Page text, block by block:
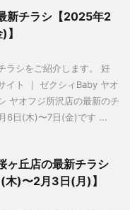
新チラシ【2025年2
ラシをご紹介します。 妊
イト ｜ ゼクシィBaby ヤオ
ヤオフジ所沢店の最新のチ
6日(木)〜7日(金)です ...
ヶ丘店の最新チラシ
木)〜2月3日(月)】